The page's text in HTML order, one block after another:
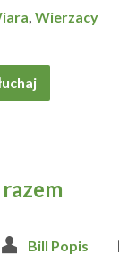
, Wierzacy
Bill Popis